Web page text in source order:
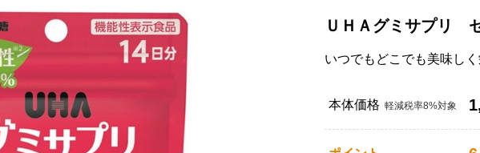
ＵＨＡグミサプリ
いつでもどこでも美味し
本体価格 軽減税率8%対象